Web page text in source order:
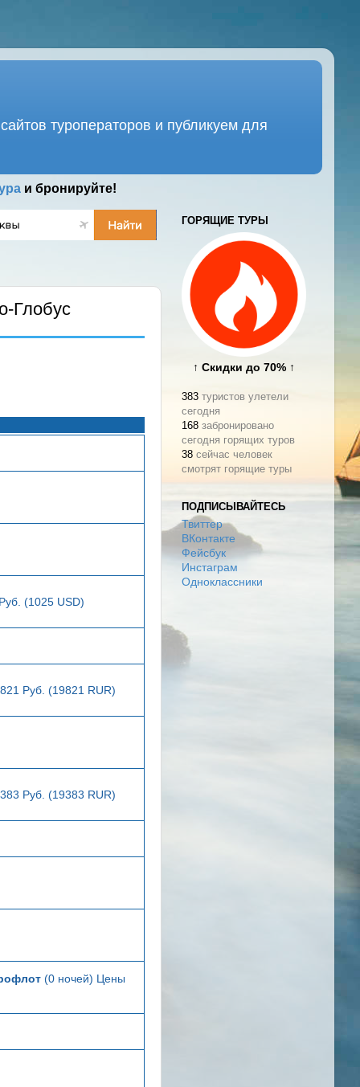
туроператоров и публикуем для
и бронируйте!
Глобус
(1025 USD)
Руб. (19821 RUR)
Руб. (19383 RUR)
(0 ночей) Цены
ГОРЯЩИЕ ТУРЫ
↑ Скидки до 70% ↑
383 туристов улетели
сегодня
168 забронировано
сегодня горящих туров
38 сейчас человек
смотрят горящие туры
ПОДПИСЫВАЙТЕСЬ
Твиттер
ВКонтакте
Фейсбук
Инстаграм
Одноклассники